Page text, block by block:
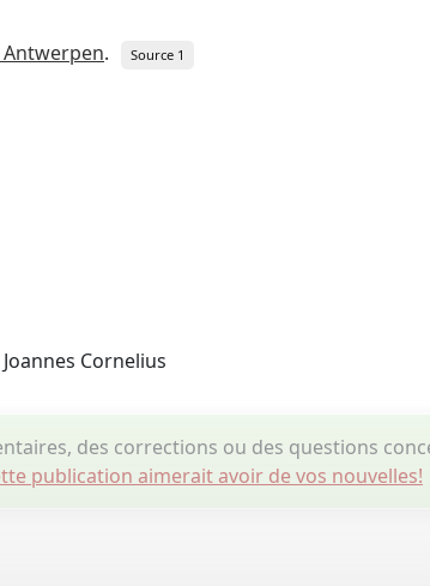
Antwerpen. Source 1
Cornelius
des corrections ou des questions
publication aimerait avoir de vos nouvelles!